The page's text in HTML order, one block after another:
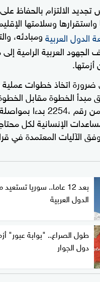
تجديد الالتزام بالحفاظ
وسلامتها
الدول العربيةومبادئه،
العربية الرامية
ضرورة اتخاذ خطوات عملية
مبدأ الخطوة مقابل
قرار مجلس الأمن رقم
الإنسانية لكل
الآليات المعتمدة في
بعد 12 عاما.. سوريا
الدول العربية
طول الصراع.. "بوابة عبور"
دول الجوار